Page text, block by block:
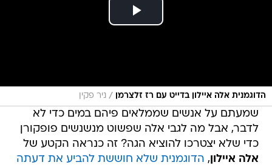
הדוגמנית אלה איילון בדייט עם רז זלצרמן / ניר פקין
שמעתם על אנשים שממלאים פיהם במים כדי לא
לדבר, אבל מה לגבי אלה שפשוט מנשנשים פופקורן
כדי שלא יצטרכו להוציא הגה? זה כנראה הקטע של
אלה איילון, הדוגמנית שלא חוששת להביע את דעתה